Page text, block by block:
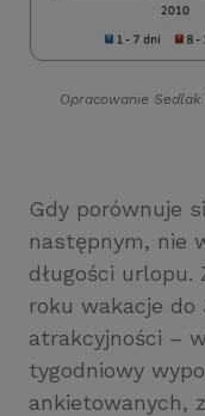
Opracowanie Sedlak
Gdy porównuje
następnym, nie
długości urlopu.
roku wakacje do
atrakcyjności –
tygodniowy
ankietowanych,